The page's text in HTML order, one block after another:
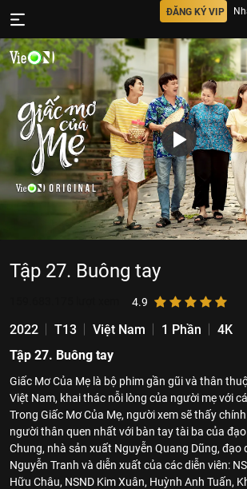
ĐĂNG KÝ VIP
Tập 27. Buông tay
4.9
2022 T13 Việt Nam 1 Phần
4K
Tập 27. Buông tay
Giấc Mơ Của Mẹ là bộ phim gần gũi và thân
Việt Nam, khai thác nỗi lòng của người mẹ với
Trong Giấc Mơ Của Mẹ, người xem sẽ thấy
người thân quen nhất với bàn tay tài ba của
Chung, nhà sản xuất Nguyễn Quang Dũng, đạo
Nguyễn Tranh và diễn xuất của các diễn viên:
Hữu Châu, NSND Kim Xuân, Huỳnh Anh Tuấn,